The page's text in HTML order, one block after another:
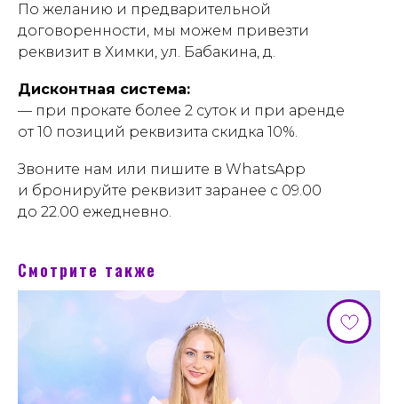
По желанию и предварительной
договоренности, мы можем привезти
реквизит в Химки, ул. Бабакина, д.
Дисконтная система:
— при прокате более 2 суток и при аренде
от 10 позиций реквизита скидка 10%.
Звоните нам или пишите в WhatsApp
и бронируйте реквизит заранее с 09.00
до 22.00 ежедневно.
Смотрите также